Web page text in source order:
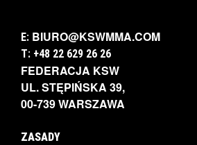
E: BIURO@KSWMMA.COM
T: +48 22 629 26 26
FEDERACJA KSW
UL. STĘPIŃSKA 39,
00-739 WARSZAWA
ZASADY